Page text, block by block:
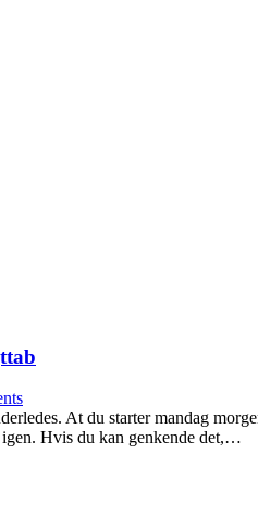
At du starter mandag
igen. Hvis du kan genkende det,…